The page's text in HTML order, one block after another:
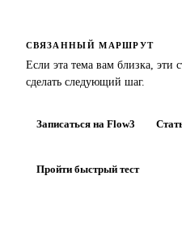
СВЯЗАННЫЙ МАРШРУТ
Если эта тема вам близка,
сделать следующий шаг.
Записаться на Flow3
Пройти быстрый тест